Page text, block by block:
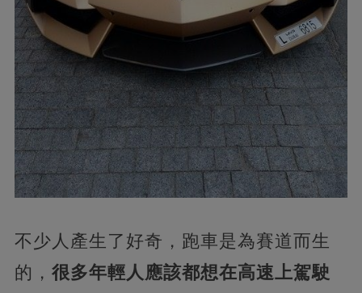
不少人產生了好奇，跑車是為賽道而生
的， 很多年輕人應該都想在高速上駕駛